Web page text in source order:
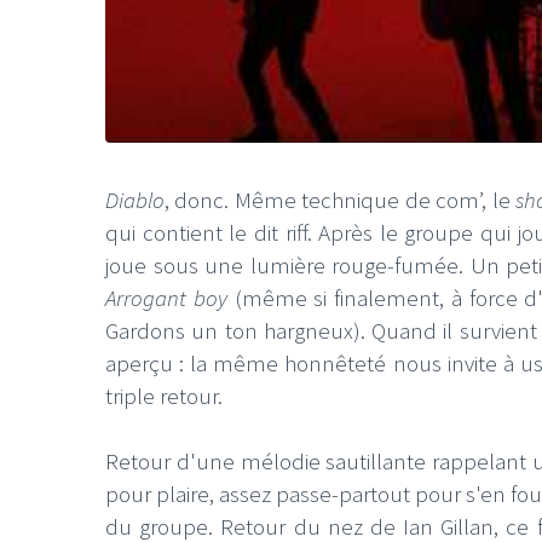
Diablo, donc. Même technique de com’, le
qui contient le dit riff. Après le groupe qui
joue sous une lumière rouge-fumée. Un
Arrogant boy(même si finalement, à force
Gardons un ton hargneux). Quand il
aperçu : la même honnêteté nous invite à
triple retour.
Retour d'une mélodie sautillante rappelant
pour plaire, assez passe-partout pour s'en
du groupe. Retour du nez de Ian Gillan,
LE GROS RIFFIFI –
Christmas Riffifi 2025 !!!
LE
The